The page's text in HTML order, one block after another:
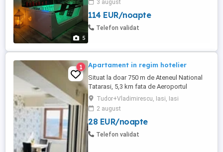
5
momente soft Zonă lounge cu TV mare și
podium cu bară dans Parcare privată
inclusa in pret. Mai multe detalii la telefon.
3 august
114 EUR/noapte
Telefon validat
1 Apartament in regim hotelier
Situat la doar 750 m de Ateneul National
Tatarasi, 5,3 km fata de Aeroportul
International ,1,2 km fata de Iulius Mall si
1,6 km fata de Palatul Culturii , acest
apartament ofera spatiu de cazare cu un
dormitor si living , dotat cu aer conditionat
, televizor, wifi , si parcare privata. Unitatea
Tudor+Vladimirescu, Iasi, Iasi
2 august
28 EUR/noapte
Telefon validat